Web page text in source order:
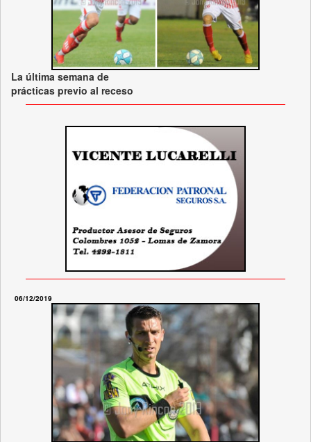
La última semana de
prácticas previo al receso
06/12/2019